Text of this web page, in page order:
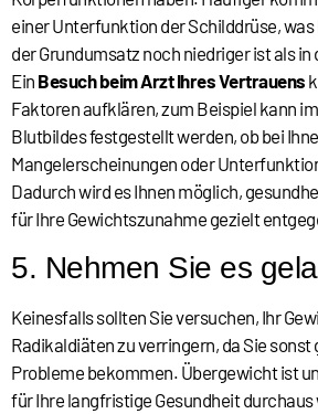
einer Unterfunktion der Schilddrüse,
der Grundumsatz noch niedriger ist als in
Ein Besuch beim Arzt Ihres Vertrauens
Faktoren aufklären, zum Beispiel kann
Blutbildes festgestellt werden, ob bei
Mangelerscheinungen oder
Dadurch wird es Ihnen möglich,
für Ihre Gewichtszunahme gezielt
5. Nehmen Sie es
Keinesfalls sollten Sie versuchen, Ihr
Radikaldiäten zu verringern, da Sie
Probleme bekommen. Übergewicht ist
für Ihre langfristige Gesundheit durchaus